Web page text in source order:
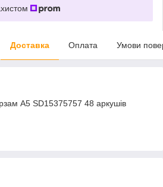
Доставка Оплата Умови
А5 SD15375757 48 аркушів